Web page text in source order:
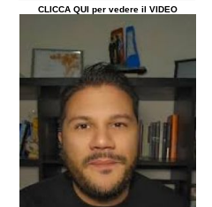
CLICCA QUI per vedere il VIDEO